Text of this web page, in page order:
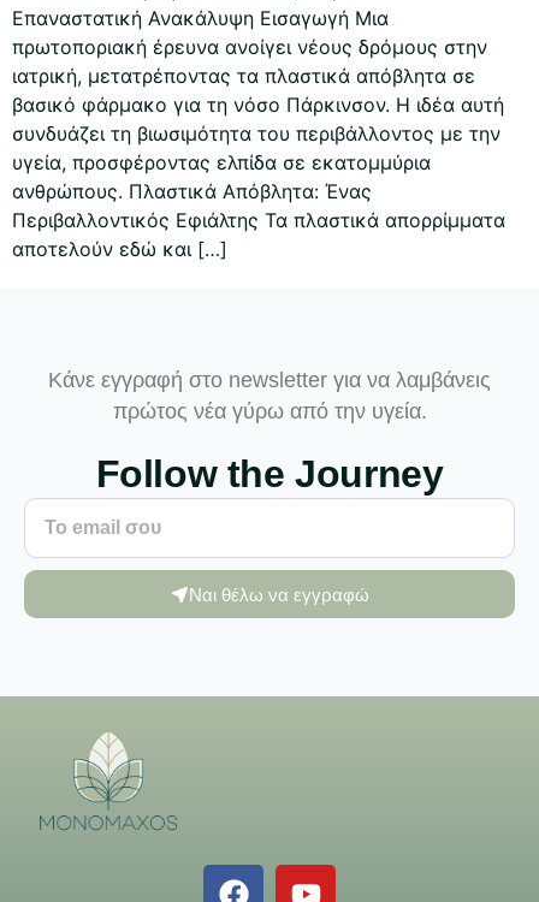
Επαναστατική Ανακάλυψη Εισαγωγή Μια
πρωτοποριακή έρευνα ανοίγει νέους δρόμους στην
ιατρική, μετατρέποντας τα πλαστικά απόβλητα σε
βασικό φάρμακο για τη νόσο Πάρκινσον. Η ιδέα αυτή
συνδυάζει τη βιωσιμότητα του περιβάλλοντος με την
υγεία, προσφέροντας ελπίδα σε εκατομμύρια
ανθρώπους. Πλαστικά Απόβλητα: Ένας
Περιβαλλοντικός Εφιάλτης Τα πλαστικά απορρίμματα
αποτελούν εδώ και […]
Κάνε εγγραφή στο newsletter για να λαμβάνεις
πρώτος νέα γύρω από την υγεία.
Follow the Journey
Ναι θέλω να εγγραφώ